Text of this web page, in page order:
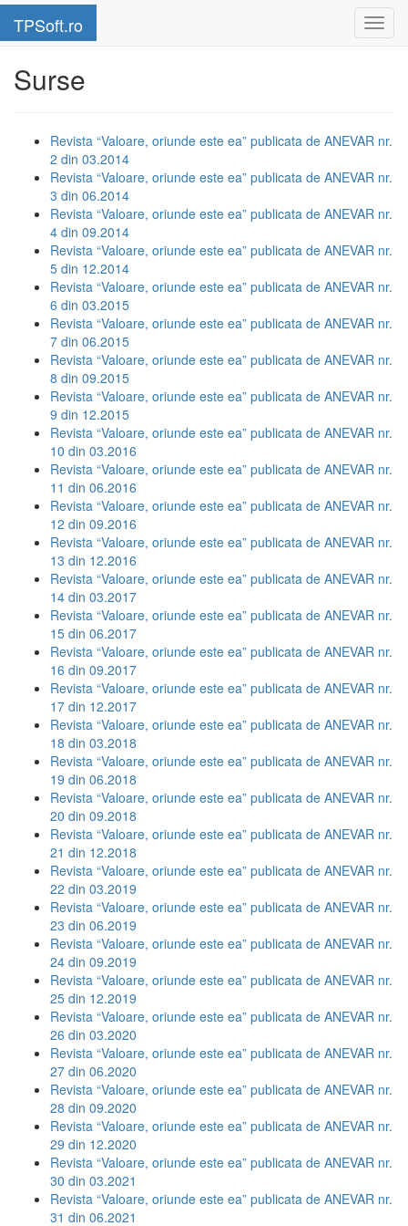
TPSoft.ro
Surse
Revista “Valoare, oriunde este ea” publicata de ANEVAR nr.
2 din 03.2014
Revista “Valoare, oriunde este ea” publicata de ANEVAR nr.
3 din 06.2014
Revista “Valoare, oriunde este ea” publicata de ANEVAR nr.
4 din 09.2014
Revista “Valoare, oriunde este ea” publicata de ANEVAR nr.
5 din 12.2014
Revista “Valoare, oriunde este ea” publicata de ANEVAR nr.
6 din 03.2015
Revista “Valoare, oriunde este ea” publicata de ANEVAR nr.
7 din 06.2015
Revista “Valoare, oriunde este ea” publicata de ANEVAR nr.
8 din 09.2015
Revista “Valoare, oriunde este ea” publicata de ANEVAR nr.
9 din 12.2015
Revista “Valoare, oriunde este ea” publicata de ANEVAR nr.
10 din 03.2016
Revista “Valoare, oriunde este ea” publicata de ANEVAR nr.
11 din 06.2016
Revista “Valoare, oriunde este ea” publicata de ANEVAR nr.
12 din 09.2016
Revista “Valoare, oriunde este ea” publicata de ANEVAR nr.
13 din 12.2016
Revista “Valoare, oriunde este ea” publicata de ANEVAR nr.
14 din 03.2017
Revista “Valoare, oriunde este ea” publicata de ANEVAR nr.
15 din 06.2017
Revista “Valoare, oriunde este ea” publicata de ANEVAR nr.
16 din 09.2017
Revista “Valoare, oriunde este ea” publicata de ANEVAR nr.
17 din 12.2017
Revista “Valoare, oriunde este ea” publicata de ANEVAR nr.
18 din 03.2018
Revista “Valoare, oriunde este ea” publicata de ANEVAR nr.
19 din 06.2018
Revista “Valoare, oriunde este ea” publicata de ANEVAR nr.
20 din 09.2018
Revista “Valoare, oriunde este ea” publicata de ANEVAR nr.
21 din 12.2018
Revista “Valoare, oriunde este ea” publicata de ANEVAR nr.
22 din 03.2019
Revista “Valoare, oriunde este ea” publicata de ANEVAR nr.
23 din 06.2019
Revista “Valoare, oriunde este ea” publicata de ANEVAR nr.
24 din 09.2019
Revista “Valoare, oriunde este ea” publicata de ANEVAR nr.
25 din 12.2019
Revista “Valoare, oriunde este ea” publicata de ANEVAR nr.
26 din 03.2020
Revista “Valoare, oriunde este ea” publicata de ANEVAR nr.
27 din 06.2020
Revista “Valoare, oriunde este ea” publicata de ANEVAR nr.
28 din 09.2020
Revista “Valoare, oriunde este ea” publicata de ANEVAR nr.
29 din 12.2020
Revista “Valoare, oriunde este ea” publicata de ANEVAR nr.
30 din 03.2021
Revista “Valoare, oriunde este ea” publicata de ANEVAR nr.
31 din 06.2021